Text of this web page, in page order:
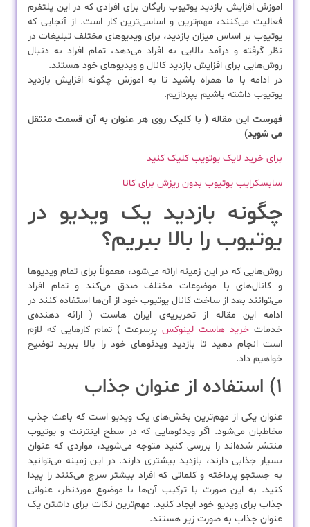
اموزش افزایش بازدید یوتیوب رایگان برای افرادی که در این پلتفرم
فعالیت می‌کنند، مهم‌ترین و اساسی‌ترین کار است. از آنجایی که
یوتیوب بر اساس میزان بازدید، برای ویدیوهای مختلف تبلیغات در
نظر گرفته و درآمد بالایی به افراد می‌دهد، تمام افراد به دنبال
روش‌هایی برای افزایش بازدید کانال و ویدیوهای خود هستند.
در ادامه با ما همراه باشید تا به اموزش چگونه افزایش بازدید
یوتیوب داشته باشیم بپردازیم.
فهرست این مقاله ( با کلیک روی هر عنوان به آن قسمت منتقل
می شوید)
برای خرید لایک یوتویب کلیک کنید
سابسکرایب یوتیوب بدون ریزش برای کانا
چگونه بازدید یک ویدیو در
یوتیوب را بالا ببریم؟
روش‌هایی که در این زمینه ارائه می‌شود، معمولاً برای تمام ویدیوها
و کانال‌های با موضوعات مختلف صدق می‌کند و تمام افراد
می‌توانند بعد از ساخت کانال یوتیوب خود از آن‌ها استفاده کنند در
ادامه این مقاله از تحریریه‌ی ایران هاست ( ارائه دهنده‌ی
خدمات خرید هاست لینوکسپرسرعت ) تمام کارهایی که لازم
است انجام دهید تا بازدید ویدئوهای خود را بالا ببرید توضیح
خواهیم داد.
۱) استفاده از عنوان جذاب
عنوان یکی از مهم‌ترین بخش‌های یک ویدیو است که باعث جذب
مخاطبان می‌شود. اگر ویدئوهایی که در سطح اینترنت و یوتیوب
منتشر شده‌اند را بررسی کنید متوجه می‌شوید، مواردی که عنوان
بسیار جذابی دارند، بازدید بیشتری دارند. در این زمینه می‌توانید
به جستجو پرداخته و کلماتی که افراد بیشتر سرچ می‌کنند را پیدا
کنید. به این صورت با ترکیب آن‌ها با موضوع موردنظر، عنوانی
جذاب برای ویدیو خود ایجاد کنید. مهم‌ترین نکات برای داشتن یک
عنوان جذاب به صورت زیر هستند.